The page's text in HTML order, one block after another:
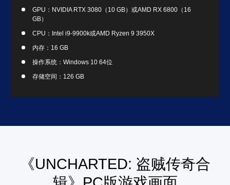
GPU：NVIDIA RTX 3080（10 GB）或AMD RX 6800（16
GB）
CPU：Intel i9-9900k或AMD Ryzen 9 3950X
内存：16 GB
操作系统：Windows 10 64位
存储空间：126 GB
《UNCHARTED: 盗贼传奇合